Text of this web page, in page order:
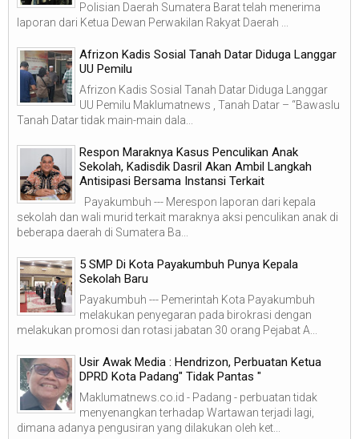
Polisian Daerah Sumatera Barat telah menerima
laporan dari Ketua Dewan Perwakilan Rakyat Daerah ...
Afrizon Kadis Sosial Tanah Datar Diduga Langgar
UU Pemilu
Afrizon Kadis Sosial Tanah Datar Diduga Langgar
UU Pemilu Maklumatnews , Tanah Datar – “Bawaslu
Tanah Datar tidak main-main dala...
Respon Maraknya Kasus Penculikan Anak
Sekolah, Kadisdik Dasril Akan Ambil Langkah
Antisipasi Bersama Instansi Terkait
Payakumbuh --- Merespon laporan dari kepala
sekolah dan wali murid terkait maraknya aksi penculikan anak di
beberapa daerah di Sumatera Ba...
5 SMP Di Kota Payakumbuh Punya Kepala
Sekolah Baru
Payakumbuh --- Pemerintah Kota Payakumbuh
melakukan penyegaran pada birokrasi dengan
melakukan promosi dan rotasi jabatan 30 orang Pejabat A...
Usir Awak Media : Hendrizon, Perbuatan Ketua
DPRD Kota Padang" Tidak Pantas "
Maklumatnews.co.id - Padang - perbuatan tidak
menyenangkan terhadap Wartawan terjadi lagi,
dimana adanya pengusiran yang dilakukan oleh ket...